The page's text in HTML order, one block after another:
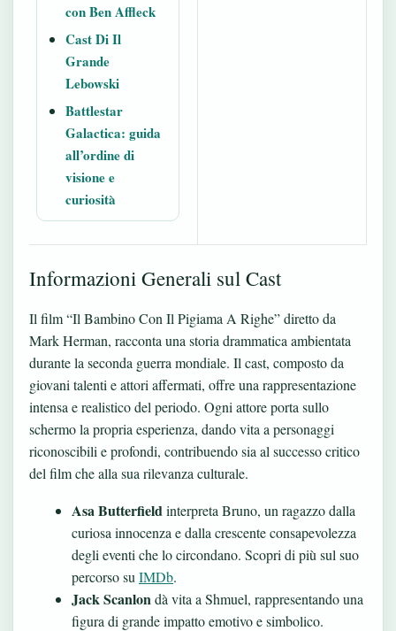
con Ben Affleck
Cast Di Il
Grande
Lebowski
Battlestar
Galactica: guida
all’ordine di
visione e
curiosità
Informazioni Generali sul Cast
Il film “Il Bambino Con Il Pigiama A Righe” diretto da
Mark Herman, racconta una storia drammatica ambientata
durante la seconda guerra mondiale. Il cast, composto da
giovani talenti e attori affermati, offre una rappresentazione
intensa e realistico del periodo. Ogni attore porta sullo
schermo la propria esperienza, dando vita a personaggi
riconoscibili e profondi, contribuendo sia al successo critico
del film che alla sua rilevanza culturale.
Asa Butterfieldinterpreta Bruno, un ragazzo dalla
curiosa innocenza e dalla crescente consapevolezza
degli eventi che lo circondano. Scopri di più sul suo
percorso su IMDb.
Jack Scanlondà vita a Shmuel, rappresentando una
figura di grande impatto emotivo e simbolico.